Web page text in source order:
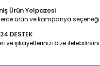
Ürün Yelpazesi
ürün ve kampanya seçeneği
DESTEK
ve şikayetlerinizi bize